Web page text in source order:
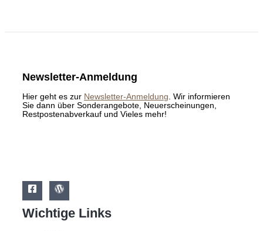
Newsletter-Anmeldung
Hier geht es zur Newsletter-Anmeldung. Wir informieren
Sie dann über Sonderangebote, Neuerscheinungen,
Restpostenabverkauf und Vieles mehr!
Wichtige Links